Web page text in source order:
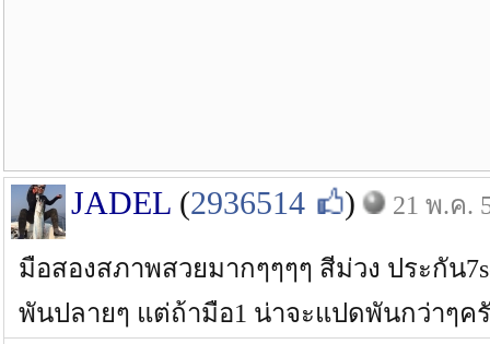
JADEL (2936514 ) 21 พ.ค.
มือสองสภาพสวยมากๆๆๆๆ สีม่วง ประกัน
พันปลายๆ แต่ถ้ามือ1 น่าจะแปดพันกว่าๆ